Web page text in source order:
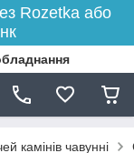
Rozetka або
камінів чавунні